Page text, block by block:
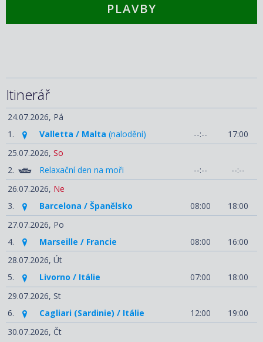
PLAVBY
Itinerář
24.07.2026, Pá
1.
Valletta / Malta (nalodění) --:--
17:00
25.07.2026, So
2.
Relaxační den na moři --:--
--:--
26.07.2026, Ne
3.
Barcelona / Španělsko 08:00
18:00
27.07.2026, Po
4.
Marseille / Francie 08:00
16:00
28.07.2026, Út
5.
Livorno / Itálie 07:00
18:00
29.07.2026, St
6.
Cagliari (Sardinie) / Itálie 12:00
19:00
30.07.2026, Čt